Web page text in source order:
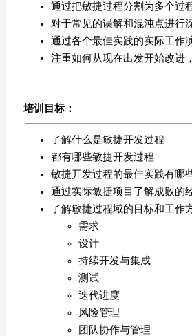
通过把敏捷过程分割为多个过
对于常见的误解和混沌点进行
通过各个最佳实践的实际工作
注重如何从现在出发开始改进
培训目标：
了解什么是敏捷开发过程
都有哪些敏捷开发过程
敏捷开发过程的最佳实践有哪
通过实际敏捷项目了解成败的
了解敏捷过程域的目标和工作
需求
设计
持续开发与集成
测试
迭代进度
风险管理
团队协作与管理